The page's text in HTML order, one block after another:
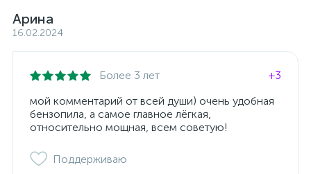
Арина
16.02.2024
Более 3 лет
+3
мой комментарий от всей души) очень удобная
бензопила, а самое главное лёгкая,
относительно мощная, всем советую!
Поддерживаю